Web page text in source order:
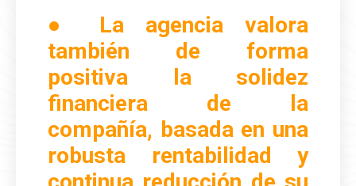
● La agencia valora
también de forma
positiva la solidez
financiera de la
compañía, basada en una
robusta rentabilidad y